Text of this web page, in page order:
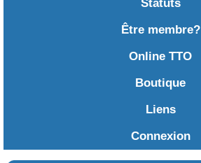
Statuts
Être membre?
Online TTO
Boutique
Liens
Connexion